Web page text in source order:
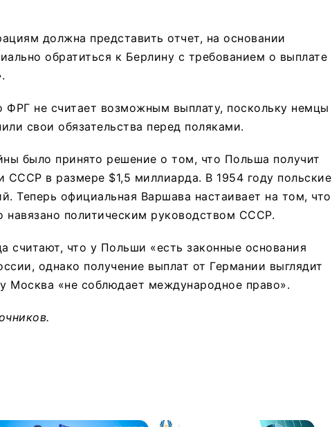
должна представить отчет, на основании
обратиться к Берлину с требованием о выплате
ФРГ не считает возможным выплату, поскольку немцы
свои обязательства перед поляками.
было принято решение о том, что Польша получит
СССР в размере $1,5 миллиарда. В 1954 году польские
Теперь официальная Варшава настаивает на том, что
навязано политическим руководством СССР.
считают, что у Польши «есть законные основания
однако получение выплат от Германии выглядит
Москва «не соблюдает международное право».